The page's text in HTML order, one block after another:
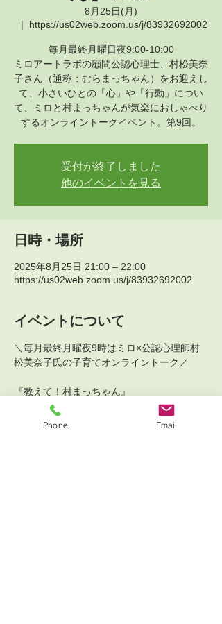
8月25日(月)
  |
https://us02web.zoom.us/j/83932692002
毎月最終月曜日夜9:00-10:00
ミロアートラボの顧問公認心理士、村松美奈
子さん（通称：むらまっちゃん）をお迎えし
て、小さいひとの「心」や「行動」につい
て、ミロと村まっちゃんが気楽におしゃべり
するオンライントークイベント。第9回。
受付が終了しました
他のイベントを見る
日時・場所
2025年8月25日 21:00 – 22:00
https://us02web.zoom.us/j/83932692002
イベントについて
＼毎月最終月曜夜9時はミロ×公認心理師村
松美奈子氏の子育てオンライントーク／
『教えて！村まっちゃん』
第9回のお知らせ
Phone Email